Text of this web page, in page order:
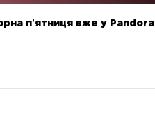
пʼятниця вже у Pandora